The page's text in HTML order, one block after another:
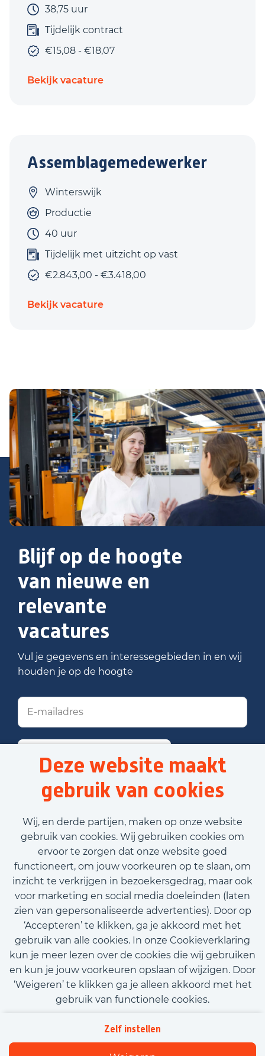
Deze website maakt
gebruik van cookies
Wij, en derde partijen, maken op onze website
gebruik van cookies. Wij gebruiken cookies om
ervoor te zorgen dat onze website goed
functioneert, om jouw voorkeuren op te slaan, om
inzicht te verkrijgen in bezoekersgedrag, maar ook
voor marketing en social media doeleinden (laten
zien van gepersonaliseerde advertenties). Door op
‘Accepteren’ te klikken, ga je akkoord met het
gebruik van alle cookies. In onze Cookieverklaring
kun je meer lezen over de cookies die wij gebruiken
en kun je jouw voorkeuren opslaan of wijzigen. Door
‘Weigeren’ te klikken ga je alleen akkoord met het
gebruik van functionele cookies.
Zelf instellen
Achternaam
E-mailadres
Telefoonnummer
Upload CV (optioneel)
Upload CV
Tekstveld (optioneel)
38,75 uur
Tijdelijk contract
€15,08 - €18,07
Bekijk vacature
Assemblagemedewerker
Winterswijk
Productie
40 uur
Tijdelijk met uitzicht op vast
€2.843,00 - €3.418,00
Bekijk vacature
Blijf op de hoogte
van nieuwe en
relevante
vacatures
Vul je gegevens en interessegebieden in en wij
houden je op de hoogte
Stel job alert in
Kom met ons in contact